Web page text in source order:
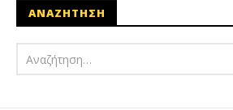
ΑΝΑΖΗΤΗΣΗ